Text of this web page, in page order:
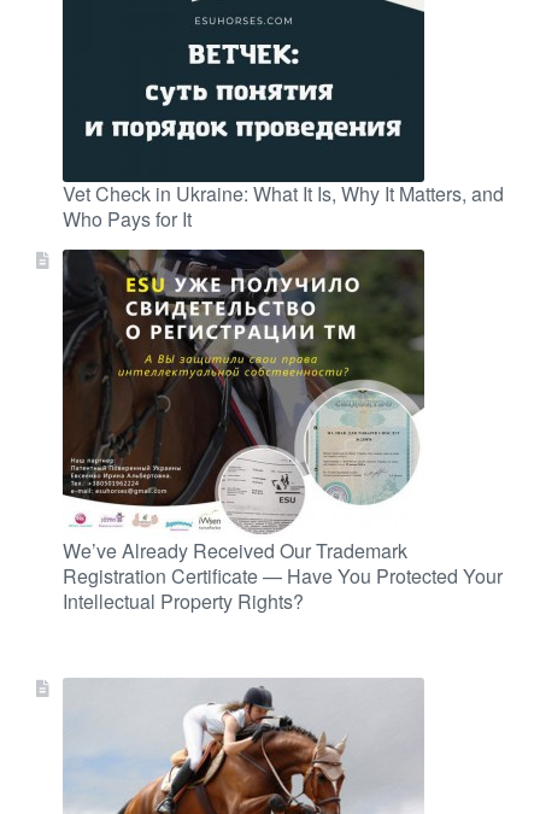
Vet Check in Ukraine: What It Is, Why It Matters, and
Who Pays for It
We’ve Already Received Our Trademark
Registration Certificate — Have You Protected Your
Intellectual Property Rights?